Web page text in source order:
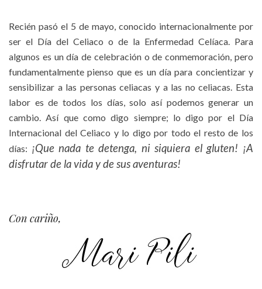
Recién pasó el 5 de mayo, conocido internacionalmente por
ser el Día del Celiaco o de la Enfermedad Celíaca. Para
algunos es un día de celebración o de conmemoración, pero
fundamentalmente pienso que es un día para concientizar y
sensibilizar a las personas celiacas y a las no celiacas. Esta
labor es de todos los días, solo así podemos generar un
cambio. Así que como digo siempre; lo digo por el Día
Internacional del Celiaco y lo digo por todo el resto de los
días: ¡Que nada te detenga, ni siquiera el gluten! ¡A
disfrutar de la vida y de sus aventuras!
Con cariño,